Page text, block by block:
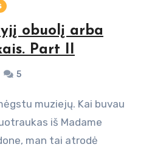
obuolį arba
Part II
5
iš Madame
man tai atrodė